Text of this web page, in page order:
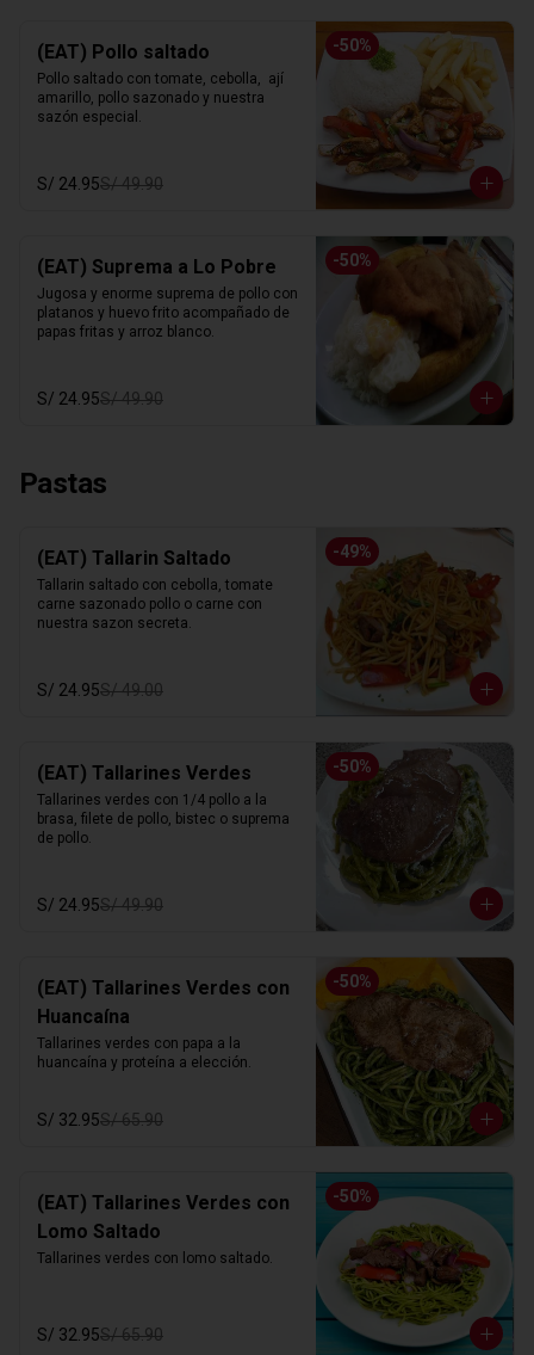
-50%
(EAT) Pollo saltado
Pollo saltado con tomate, cebolla,  ají
amarillo, pollo sazonado y nuestra
sazón especial.
S/ 24.95S/ 49.90
-50%
(EAT) Suprema a Lo Pobre
Jugosa y enorme suprema de pollo con
platanos y huevo frito acompañado de
papas fritas y arroz blanco.
S/ 24.95S/ 49.90
Pastas
-49%
(EAT) Tallarin Saltado
Tallarin saltado con cebolla, tomate
carne sazonado pollo o carne con
nuestra sazon secreta.
S/ 24.95S/ 49.00
-50%
(EAT) Tallarines Verdes
Tallarines verdes con 1/4 pollo a la
brasa, filete de pollo, bistec o suprema
de pollo.
S/ 24.95S/ 49.90
-50%
(EAT) Tallarines Verdes con
Huancaína
Tallarines verdes con papa a la
huancaína y proteína a elección.
S/ 32.95S/ 65.90
-50%
(EAT) Tallarines Verdes con
Lomo Saltado
Tallarines verdes con lomo saltado.
S/ 32.95S/ 65.90